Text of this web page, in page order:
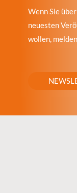
Wenn Sie
neuesten
wollen,